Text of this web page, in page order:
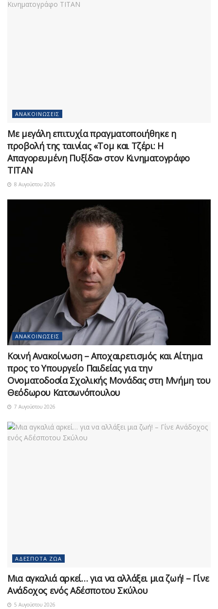
ΑΝΑΚΟΙΝΏΣΕΙΣ
Με μεγάλη επιτυχία πραγματοποιήθηκε η
προβολή της ταινίας «Τομ και Τζέρι: Η
Απαγορευμένη Πυξίδα» στον Κινηματογράφο
ΤΙΤΑΝ
8 Αυγούστου 2026
ΑΝΑΚΟΙΝΏΣΕΙΣ
Κοινή Ανακοίνωση – Αποχαιρετισμός και Αίτημα
προς το Υπουργείο Παιδείας για την
Ονοματοδοσία Σχολικής Μονάδας στη Μνήμη του
Θεόδωρου Κατσωνόπουλου
7 Αυγούστου 2026
ΑΔΈΣΠΟΤΑ ΖΏΑ
Μια αγκαλιά αρκεί… για να αλλάξει μια ζωή! – Γίνε
Ανάδοχος ενός Αδέσποτου Σκύλου
5 Αυγούστου 2026